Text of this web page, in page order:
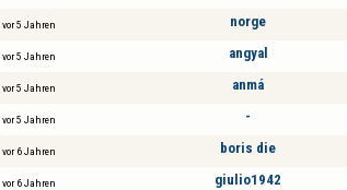
vor 5 Jahren norge
vor 5 Jahren angyal
vor 5 Jahren anmá
vor 5 Jahren -
vor 6 Jahren boris die
vor 6 Jahren giulio1942